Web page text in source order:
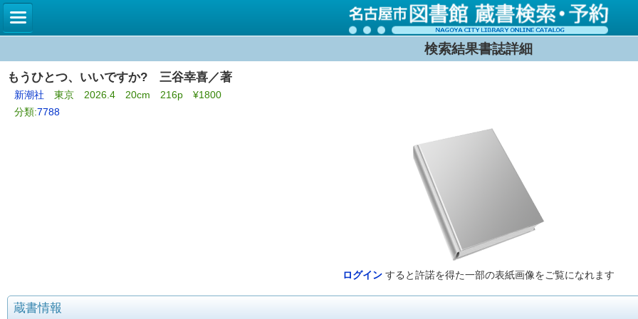
検索結果書誌詳細
もうひとつ、いいですか? 三谷幸喜／著
新潮社 東京 2026.4 20cm 216p ¥1800
分類:7788
ログイン すると許諾を得た一部の表紙画像をご覧になれます
蔵書情報